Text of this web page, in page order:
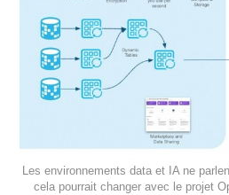
Les environnements data et IA ne
cela pourrait changer avec le projet